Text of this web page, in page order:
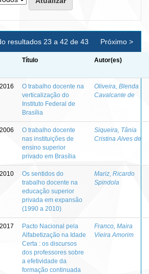
resultados 23 a 42 de 43 Próximo >
Título Autor(es)
O trabalho docente na
verticalização do
Instituto Federal de
Brasília
Oliveira, Blenda
Cavalcante de
2006
O trabalho docente
nas instituições de
ensino superior
privado em Brasília
Siqueira, Tânia
Cristina Alves de
Os sentidos do
trabalho docente na
educação superior
privada em expansão
(1990 a 2010)
Mariz, Ricardo
Spindola
Pacto Nacional pela
Alfabetização na Idade
Certa : os discursos
dos professores sobre
a efetividade da
formação continuada
Franco, Maira
Vieira Amorim